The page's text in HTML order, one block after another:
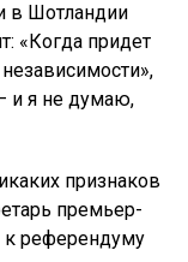
в Шотландии
«Когда придет
и я не думаю,
признаков
премьер-
к референдуму